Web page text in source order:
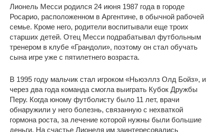
Лионель Месси родился 24 июня 1987 года в городе
Росарио, расположенном в Аргентине, в обычной рабочей
семье. Кроме него, родители воспитывали еще троих
старших детей. Отец Месси подрабатывал футбольным
тренером в клубе «Грандоли», поэтому он стал обучать
сына игре уже с пятилетнего возраста.
В 1995 году мальчик стал игроком «Ньюэллз Олд Бойз», и
через два года команда смогла выиграть Кубок Дружбы
Перу. Когда юному футболисту было 11 лет, врачи
обнаружили у него болезнь, связанную с нехваткой
гормона роста, за лечение которой нужны были большие
деньги. На счастье Лионеля им заинтересовались